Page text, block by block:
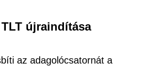
TLT újraindítása
az adagolócsatornát a